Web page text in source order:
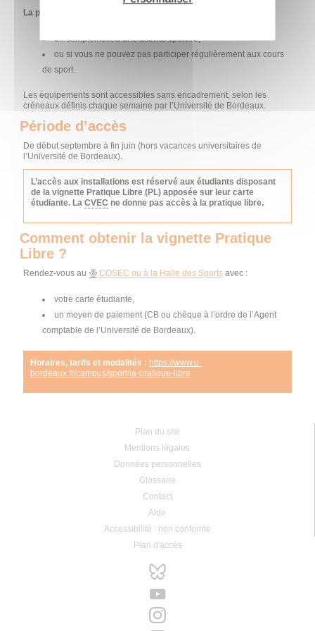
La pratique libre est idéale
en complément d’une activité sportive,
ou si vous ne pouvez pas participer régulièrement aux cours
de sport.
Les équipements sont accessibles sans encadrement, selon les
créneaux définis chaque semaine par l’Université de Bordeaux.
Période d’accès
De début septembre à fin juin (hors vacances universitaires de
l’Université de Bordeaux).
L’accès aux installations est réservé aux étudiants disposant
de la vignette Pratique Libre (PL) apposée sur leur carte
étudiante. LaCVEC ne donne pas accès à la pratique libre.
Comment obtenir la vignette Pratique
Libre ?
Rendez-vous au COSEC ou à la Halle des Sportsavec :
votre carte étudiante,
un moyen de paiement (CB ou chèque à l’ordre de l’Agent
comptable de l’Université de Bordeaux).
Horaires, tarifs et modalités : https://www.u-
bordeaux.fr/campus/sport/la-pratique-libre
Plan du site
Mentions légales
Données personnelles
Glossaire
Contact
Aide
Accessibilité : non conforme
Plan d'accès